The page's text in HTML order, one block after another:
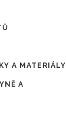
A MATERIÁLY
A